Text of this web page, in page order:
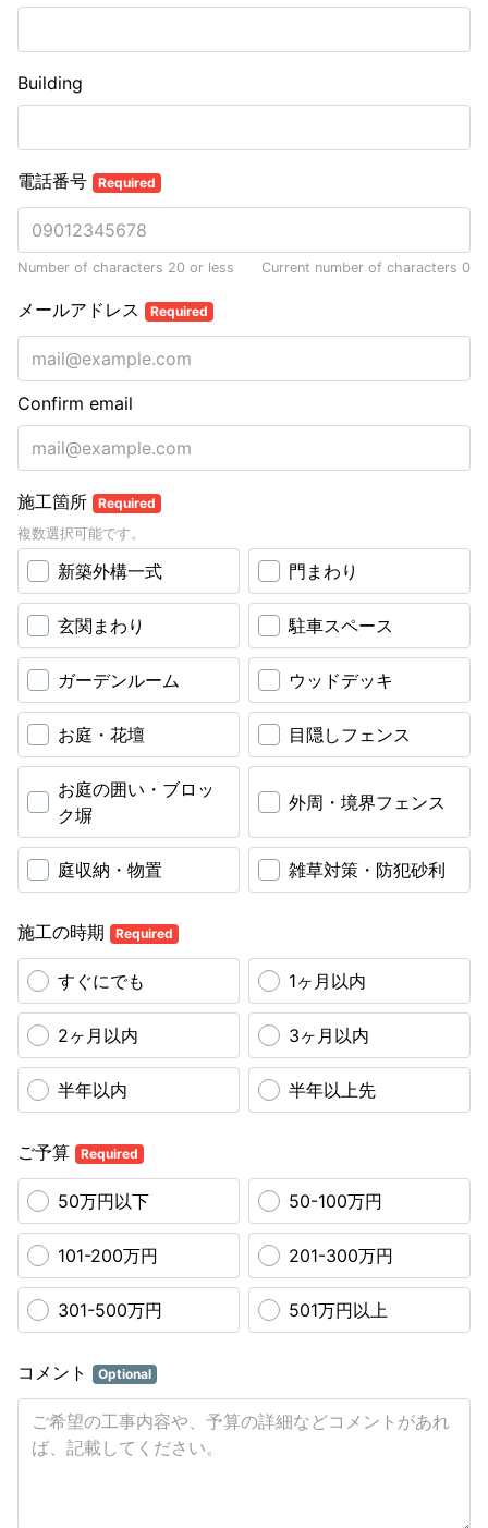
Building
電話番号 Required
Number of characters 20 or less Current number of characters 0
メールアドレス Required
Confirm email
施工箇所 Required
複数選択可能です。
新築外構一式 門まわり
玄関まわり 駐車スペース
ガーデンルーム ウッドデッキ
お庭・花壇 目隠しフェンス
お庭の囲い・ブロッ
ク塀
外周・境界フェンス
庭収納・物置 雑草対策・防犯砂利
施工の時期 Required
すぐにでも 1ヶ月以内
2ヶ月以内 3ヶ月以内
半年以内 半年以上先
ご予算 Required
50万円以下 50-100万円
101-200万円 201-300万円
301-500万円 501万円以上
コメント Optional